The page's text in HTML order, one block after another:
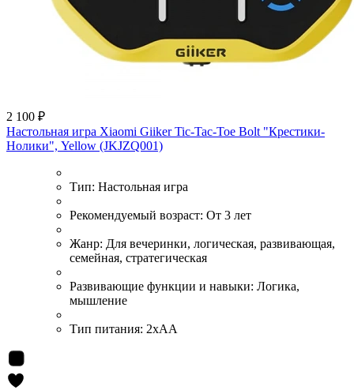
2 100 ₽
Настольная игра Xiaomi Giiker Tic-Tac-Toe Bolt "Крестики-
Нолики", Yellow (JKJZQ001)
Тип: Настольная игра
Рекомендуемый возраст: От 3 лет
Жанр: Для вечеринки, логическая, развивающая,
семейная, стратегическая
Развивающие функции и навыки: Логика,
мышление
Тип питания: 2хАА